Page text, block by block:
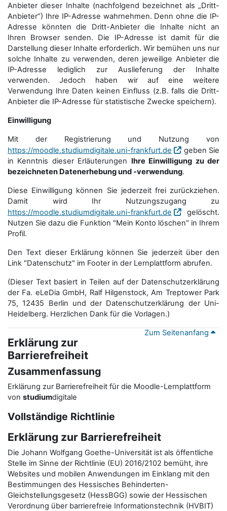
Anbieter dieser Inhalte (nachfolgend bezeichnet als „Dritt-
Anbieter“) Ihre IP-Adresse wahrnehmen. Denn ohne die IP-
Adresse könnten die Dritt-Anbieter die Inhalte nicht an
Ihren Browser senden. Die IP-Adresse ist damit für die
Darstellung dieser Inhalte erforderlich. Wir bemühen uns nur
solche Inhalte zu verwenden, deren jeweilige Anbieter die
IP-Adresse lediglich zur Auslieferung der Inhalte
verwenden. Jedoch haben wir auf eine weitere
Verwendung Ihre Daten keinen Einfluss (z.B. falls die Dritt-
Anbieter die IP-Adresse für statistische Zwecke speichern).
Einwilligung
Mit der Registrierung und Nutzung von
https://moodle.studiumdigitale.uni-frankfurt.de
geben Sie
in Kenntnis dieser Erläuterungen Ihre Einwilligung zu der
bezeichneten Datenerhebung und -verwendung.
Diese Einwilligung können Sie jederzeit frei zurückziehen.
Damit wird Ihr Nutzungszugang zu
https://moodle.studiumdigitale.uni-frankfurt.de
gelöscht.
Nutzen Sie dazu die Funktion "Mein Konto löschen" in Ihrem
Profil.
Den Text dieser Erklärung können Sie jederzeit über den
Link "Datenschutz" im Footer in der Lernplattform abrufen.
(Dieser Text basiert in Teilen auf der Datenschutzerklärung
der Fa. eLeDia GmbH, Ralf Hilgenstock, Am Treptower Park
75, 12435 Berlin und der Datenschutzerklärung der Uni-
Heidelberg. Herzlichen Dank für die Vorlagen.)
Zum Seitenanfang
Erklärung zur
Barrierefreiheit
Zusammenfassung
Erklärung zur Barrierefreiheit für die Moodle-Lernplattform
von studiumdigitale
Vollständige Richtlinie
Erklärung zur Barrierefreiheit
Die Johann Wolfgang Goethe-Universität ist als öffentliche
Stelle im Sinne der Richtlinie (EU) 2016/2102 bemüht, ihre
Websites und mobilen Anwendungen im Einklang mit den
Bestimmungen des Hessisches Behinderten-
Gleichstellungsgesetz (HessBGG) sowie der Hessischen
Verordnung über barrierefreie Informationstechnik (HVBIT)